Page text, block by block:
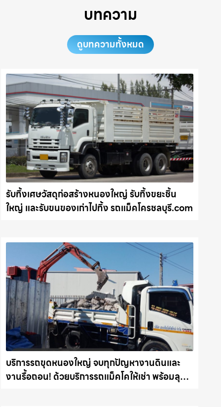
บทความ
ดูบทความทั้งหมด
รับทิ้งเศษวัสดุก่อสร้างหนองใหญ่ รับทิ้งขยะชิ้น
ใหญ่ และรับขนของเก่าไปทิ้ง รถแม็คโครชลบุรี.com
บริการรถขุดหนองใหญ่ จบทุกปัญหางานดินและ
งานรื้อถอน! ด้วยบริการรถแม็คโคให้เช่า พร้อมลุย